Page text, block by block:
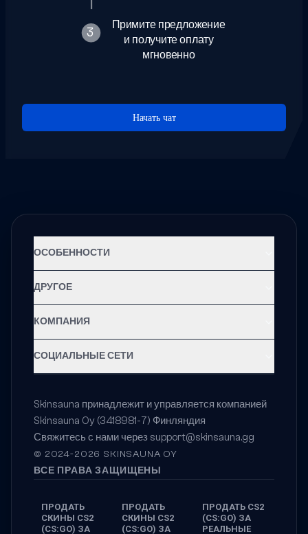
3
Примите предложение
и получите оплату
мгновенно
Начать чат
ОСОБЕННОСТИ
ДРУГОЕ
КОМПАНИЯ
СОЦИАЛЬНЫЕ СЕТИ
Skinsauna принадлежит и управляется компанией
Skinsauna Oy (3418981-7) Финляндия
Свяжитесь с нами через support@skinsauna.gg
© 2024-2026 SKINSAUNA OY
ВСЕ ПРАВА ЗАЩИЩЕНЫ
ПРОДАТЬ
СКИНЫ CS2
(CS:GO) ЗА
ПРОДАТЬ
СКИНЫ CS2
(CS:GO) ЗА
ПРОДАТЬ CS2
(CS:GO) ЗА
РЕАЛЬНЫЕ